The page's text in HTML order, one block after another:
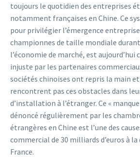
toujours le quotidien des entreprises
notamment françaises en Chine. Ce
pour privilégier l’émergence
championnes de taille mondiale
l’économie de marché, est aujourd’hui
injuste par les partenaires
sociétés chinoises ont repris la main
rencontrent pas ces obstacles dans
d’installation à l’étranger. Ce «
dénoncé régulièrement par les
étrangères en Chine est l’une des
commercial de 30 milliards d’euros à la
France.